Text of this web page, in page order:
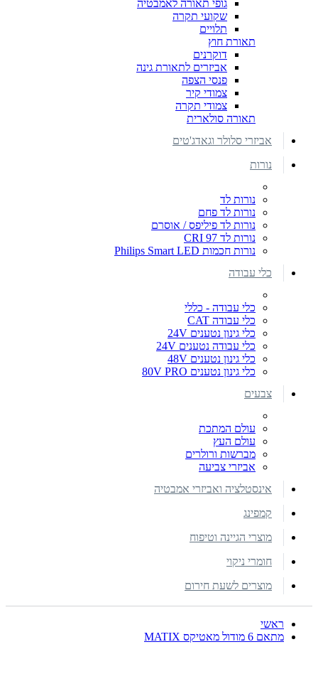
גופי תאורה לאמבטיה
שקועי תקרה
תלויים
תאורת חוץ
דוקרנים
אביזרים לתאורת גינה
פנסי הצפה
צמודי קיר
צמודי תקרה
תאורה סולארית
אביזרי סלולר וגאדג'טים
נורות
נורות לד
נורות לד פחם
נורות לד פיליפס / אוסרם
נורות לד CRI 97
נורות חכמות Philips Smart LED
כלי עבודה
כלי עבודה - כללי
כלי עבודה CAT
כלי גינון נטענים 24V
כלי עבודה נטענים 24V
כלי גינון נטענים 48V
כלי גינון נטענים 80V PRO
צבעים
עולם המתכת
עולם העץ
מברשות ורולרים
אביזרי צביעה
אינסטלציה ואביזרי אמבטיה
קמפינג
מוצרי הגיינה וטיפוח
חומרי ניקוי
מוצרים לשעת חירום
ראשי
מתאם 6 מודול מאטיקס MATIX